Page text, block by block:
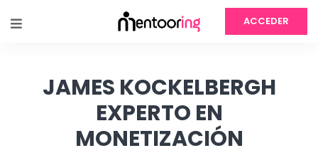
ACCEDER
JAMES KOCKELBERGH
EXPERTO EN
MONETIZACIÓN